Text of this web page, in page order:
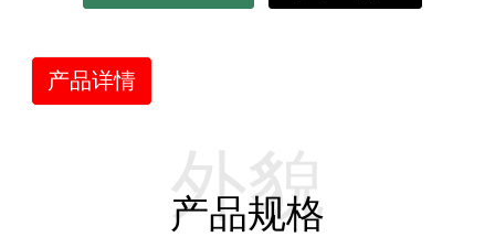
产品详情
产品规格
外貌